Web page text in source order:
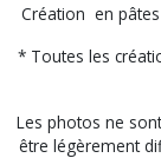
Création en
* Toutes les
Les photos ne
être légèrement